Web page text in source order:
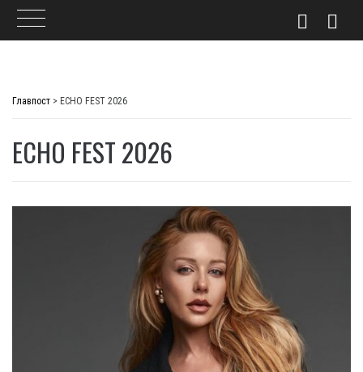
Главпост > ECHO FEST 2026
ECHO FEST 2026